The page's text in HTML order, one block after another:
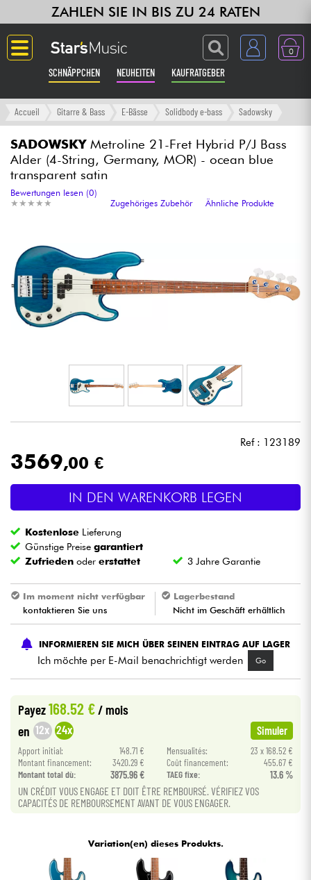
ZAHLEN SIE IN BIS ZU 24 RATEN
0
SCHNÄPPCHEN NEUHEITEN KAUFRATGEBER
Langue
Gitarre & Bass
Verstärker & Effekte
Synths & samplers
Studio
Kopfhörer
Mikros
Licht
Drums
Blasinstrumente
Violinen & Quartett
Kabel & Zubehöre
Bundle
Sehen Sie sich unsere Marken an
Accueil Gitarre & Bass E-Bässe Solidbody e-bass Sadowsky
SADOWSKYMetroline 21-Fret Hybrid P/J Bass
Alder (4-String, Germany, MOR) - ocean blue
transparent satin
★ ★ ★ ★ ★
★ ★ ★ ★ ★
Bewertungen lesen (0)
Zugehöriges Zubehör
Ähnliche Produkte
Ref : 123189
3569,00 €
IN DEN WARENKORB LEGEN
Kostenlose Lieferung
Günstige Preisegarantiert
Zufrieden odererstattet 3 Jahre Garantie
Im moment nicht verfügbar
kontaktieren Sie uns
Lagerbestand
Nicht im Geschäft erhältlich
INFORMIEREN SIE MICH ÜBER SEINEN EINTRAG AUF LAGER
Ich möchte per E-Mail benachrichtigt werden Go
Payez168.52 €/ mois
en 12x 24x Simuler
Apport initial: 148.71 € Mensualités:
23 x 168.52 €
Montant financement:
3420.29 € Coût financement:
455.67 €
Montant total dù:
3875.96 € TAEG fixe: 13.6 %
UN CRÉDIT VOUS ENGAGE ET DOIT ÊTRE REMBOURSÉ. VÉRIFIEZ VOS
CAPACITÉS DE REMBOURSEMENT AVANT DE VOUS ENGAGER.
Variation(en) dieses Produkts.